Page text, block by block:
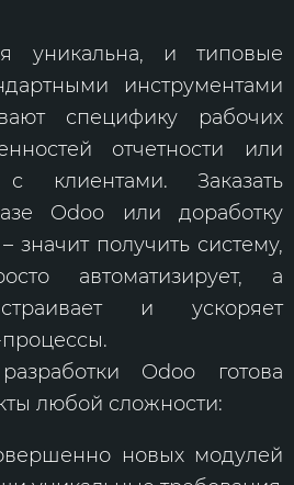
уникальна, и типовые
инструментами
специфику рабочих
отчетности или
с клиентами. Заказать
Odoo или доработку
значит получить систему,
автоматизирует, а
и ускоряет
Odoo готова
любой сложности:
новых модулей